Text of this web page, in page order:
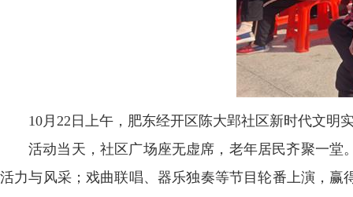
10月22日上午，肥东经开区陈大郢社区新时代文明
活动当天，社区广场座无虚席，老年居民齐聚一
活力与风采；戏曲联唱、器乐独奏等节目轮番上演，